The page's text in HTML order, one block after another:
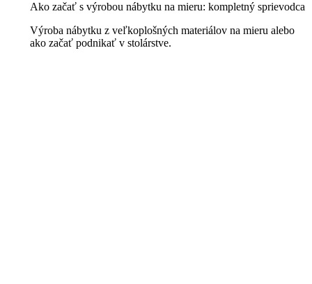
Ako začať s výrobou nábytku na mieru: kompletný sprievodca
Výroba nábytku z veľkoplošných materiálov na mieru alebo
ako začať podnikať v stolárstve.